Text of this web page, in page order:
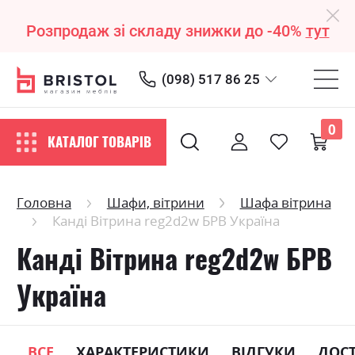
Розпродаж зі складу знижки до -40% тут
(098) 517 86 25
КАТАЛОГ ТОВАРІВ
0
Головна Шафи, вітрини
Шафа вітрина
Канді Вітрина reg2d2w БРВ Україна
Канді Вітрина reg2d2w БРВ
Україна